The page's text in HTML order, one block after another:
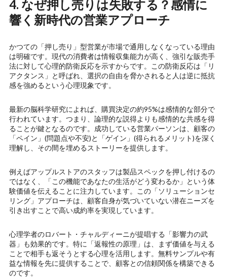
4. なぜ押し売りは失敗する？感情に
響く新時代の営業アプローチ
かつての「押し売り」型営業が市場で通用しなくなっている理由
は明確です。現代の消費者は情報収集能力が高く、強引な販売手
法に対して心理的防衛反応を示すからです。この防衛反応は「リ
アクタンス」と呼ばれ、選択の自由を脅かされると人は逆に抵抗
感を強めるという心理現象です。
最新の脳科学研究によれば、購買決定の約95%は感情的な部分で
行われています。つまり、論理的な説得よりも感情的な共感を得
ることが鍵となるのです。成功している営業パーソンは、顧客の
「ペイン」(問題点や不安)と「ゲイン」(得られるメリット)を深く
理解し、その間を埋めるストーリーを提供します。
例えばアップルストアのスタッフは製品スペックを押し付けるの
ではなく、「この機能であなたの生活がどう変わるか」という体
験価値を伝えることに注力しています。この「ソリューションセ
リング」アプローチは、顧客自身が気づいていない潜在ニーズを
引き出すことで高い成約率を実現しています。
心理学者のロバート・チャルディーニが提唱する「影響力の武
器」も効果的です。特に「返報性の原理」は、まず価値を与える
ことで相手も返そうとする心理を活用します。無料サンプルや有
益な情報を先に提供することで、顧客との信頼関係を構築できる
のです。